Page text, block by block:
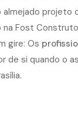
projeto
Fost
gire: Os
de si quando o